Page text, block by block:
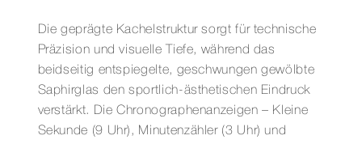
Die geprägte Kachelstruktur sorgt für technische
Präzision und visuelle Tiefe, während das
beidseitig entspiegelte, geschwungen gewölbte
Saphirglas den sportlich-ästhetischen Eindruck
verstärkt. Die Chronographenanzeigen – Kleine
Sekunde (9 Uhr), Minutenzähler (3 Uhr) und